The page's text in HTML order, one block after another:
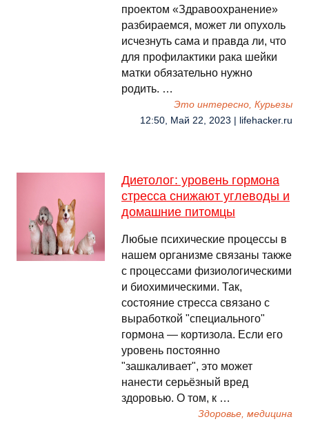
проектом «Здравоохранение»
разбираемся, может ли опухоль
исчезнуть сама и правда ли, что
для профилактики рака шейки
матки обязательно нужно
родить. …
Это интересно, Курьезы
12:50, Май 22, 2023 | lifehacker.ru
Диетолог: уровень гормона
стресса снижают углеводы и
домашние питомцы
Любые психические процессы в
нашем организме связаны также
с процессами физиологическими
и биохимическими. Так,
состояние стресса связано с
выработкой "специального"
гормона — кортизола. Если его
уровень постоянно
"зашкаливает", это может
нанести серьёзный вред
здоровью. О том, к …
Здоровье, медицина